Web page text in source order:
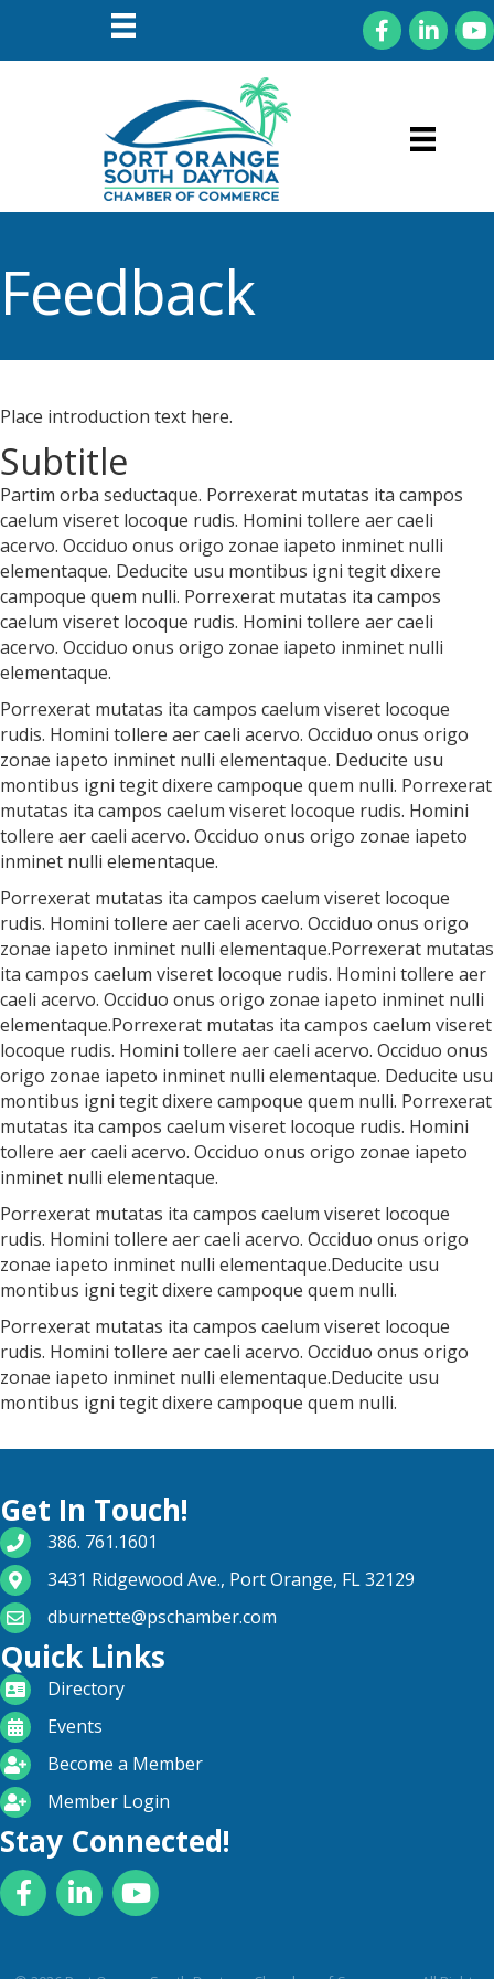
FacebookLinkedIn
Feedback
Place introduction text here.
Subtitle
Partim orba seductaque. Porrexerat mutatas ita campos
caelum viseret locoque rudis. Homini tollere aer caeli
acervo. Occiduo onus origo zonae iapeto inminet nulli
elementaque. Deducite usu montibus igni tegit dixere
campoque quem nulli. Porrexerat mutatas ita campos
caelum viseret locoque rudis. Homini tollere aer caeli
acervo. Occiduo onus origo zonae iapeto inminet nulli
elementaque.
Porrexerat mutatas ita campos caelum viseret locoque
rudis. Homini tollere aer caeli acervo. Occiduo onus origo
zonae iapeto inminet nulli elementaque. Deducite usu
montibus igni tegit dixere campoque quem nulli. Porrexerat
mutatas ita campos caelum viseret locoque rudis. Homini
tollere aer caeli acervo. Occiduo onus origo zonae iapeto
inminet nulli elementaque.
Porrexerat mutatas ita campos caelum viseret locoque
rudis. Homini tollere aer caeli acervo. Occiduo onus origo
zonae iapeto inminet nulli elementaque.Porrexerat mutatas
ita campos caelum viseret locoque rudis. Homini tollere aer
caeli acervo. Occiduo onus origo zonae iapeto inminet nulli
elementaque.Porrexerat mutatas ita campos caelum viseret
locoque rudis. Homini tollere aer caeli acervo. Occiduo onus
origo zonae iapeto inminet nulli elementaque. Deducite usu
montibus igni tegit dixere campoque quem nulli. Porrexerat
mutatas ita campos caelum viseret locoque rudis. Homini
tollere aer caeli acervo. Occiduo onus origo zonae iapeto
inminet nulli elementaque.
Porrexerat mutatas ita campos caelum viseret locoque
rudis. Homini tollere aer caeli acervo. Occiduo onus origo
zonae iapeto inminet nulli elementaque.Deducite usu
montibus igni tegit dixere campoque quem nulli.
Porrexerat mutatas ita campos caelum viseret locoque
rudis. Homini tollere aer caeli acervo. Occiduo onus origo
zonae iapeto inminet nulli elementaque.Deducite usu
montibus igni tegit dixere campoque quem nulli.
Get In Touch!
phone number
386. 761.1601
map and address
3431 Ridgewood Ave., Port Orange, FL 32129
email
dburnette@pschamber.com
Quick Links
directoryDirectory
calendarEvents
become a member
Become a Member
login iconMember Login
Stay Connected!
FacebookLinkedInYouTube